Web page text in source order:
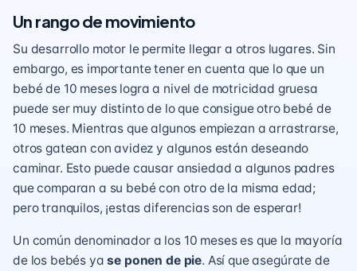
Un rango de movimiento
Su desarrollo motor le permite llegar a otros lugares. Sin
embargo, es importante tener en cuenta que lo que un
bebé de 10 meses logra a nivel de motricidad gruesa
puede ser muy distinto de lo que consigue otro bebé de
10 meses. Mientras que algunos empiezan a arrastrarse,
otros gatean con avidez y algunos están deseando
caminar. Esto puede causar ansiedad a algunos padres
que comparan a su bebé con otro de la misma edad;
pero tranquilos, ¡estas diferencias son de esperar!
Un común denominador a los 10 meses es que la mayoría
de los bebés yase ponen de pie. Así que asegúrate de